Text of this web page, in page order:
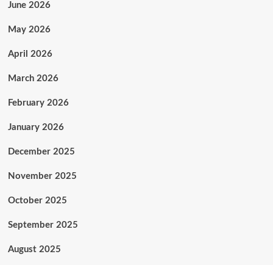
June 2026
May 2026
April 2026
March 2026
February 2026
January 2026
December 2025
November 2025
October 2025
September 2025
August 2025